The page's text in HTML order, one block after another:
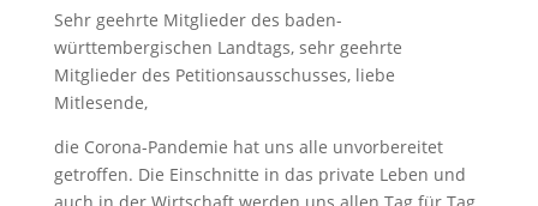
Sehr geehrte Mitglieder des baden-
württembergischen Landtags, sehr geehrte
Mitglieder des Petitionsausschusses, liebe
Mitlesende,
die Corona-Pandemie hat uns alle unvorbereitet
getroffen. Die Einschnitte in das private Leben und